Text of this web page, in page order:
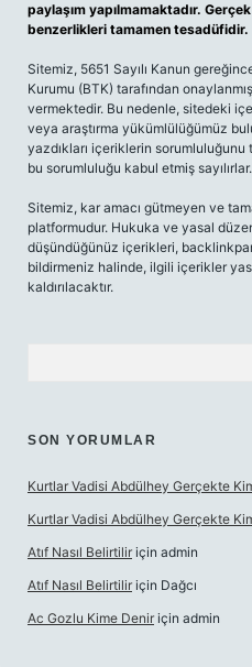
paylaşım yapılmamaktadır.
benzerlikleri tamamen tesadüfidir.
Sitemiz, 5651 Sayılı Kanun
Kurumu (BTK) tarafından
vermektedir. Bu nedenle, sitedeki
veya araştırma yükümlülüğümüz
yazdıkları içeriklerin
bu sorumluluğu kabul etmiş sayılırlar.
Sitemiz, kar amacı gütmeyen ve
platformudur. Hukuka ve yasal
düşündüğünüz içerikleri,
bildirmeniz halinde, ilgili içerikler
kaldırılacaktır.
SON YORUMLAR
Kurtlar Vadisi Abdülhey Gerçekte
Kurtlar Vadisi Abdülhey Gerçekte
Atıf Nasıl Belirtilir için admin
Atıf Nasıl Belirtilir için Dağcı
Ac Gozlu Kime Denir için admin